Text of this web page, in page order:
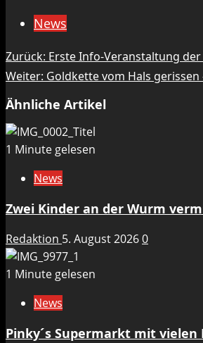
News
Beitragsnavigation
Zurück: Erste Info-Veranstaltung
Weiter: Goldkette vom Hals gerissen
Ähnliche Artikel
1 Minute gelesen
News
Zwei Kinder an der Wurm
Redaktion 5. August 20260
1 Minute gelesen
News
Pinky´s Supermarkt mit